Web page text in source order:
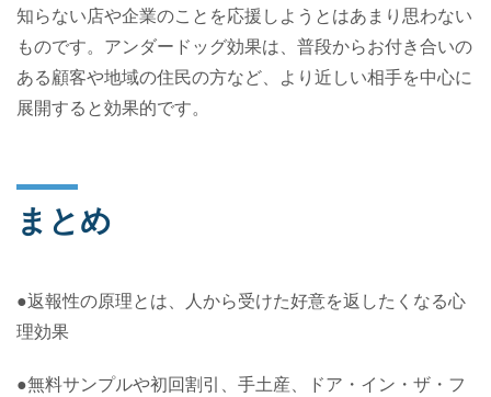
知らない店や企業のことを応援しようとはあまり思わない
ものです。アンダードッグ効果は、普段からお付き合いの
ある顧客や地域の住民の方など、より近しい相手を中心に
展開すると効果的です。
まとめ
●返報性の原理とは、人から受けた好意を返したくなる心
理効果
●無料サンプルや初回割引、手土産、ドア・イン・ザ・フ